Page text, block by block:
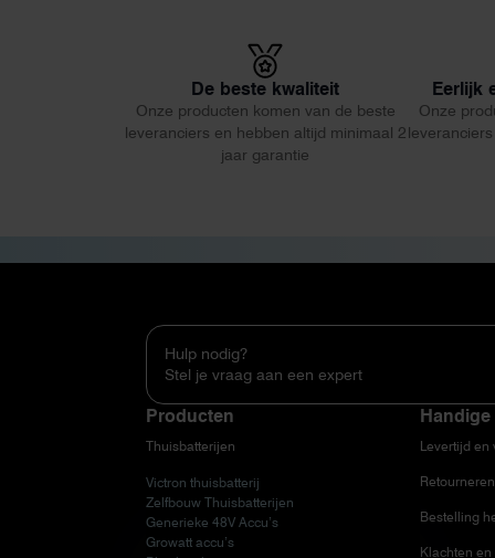
De beste kwaliteit
Onze producten komen van de beste
leveranciers en hebben altijd minimaal 2
jaar garantie
Eerlijk
Onze
Hulp nodig?
Stel je vraag aan een expert
Producten
Thuisbatterijen
Victron thuisbatterij
Zelfbouw Thuisbatterijen
Generieke 48V Accu’s
Growatt accu’s
Levertijd en
Bestelling
Klachten